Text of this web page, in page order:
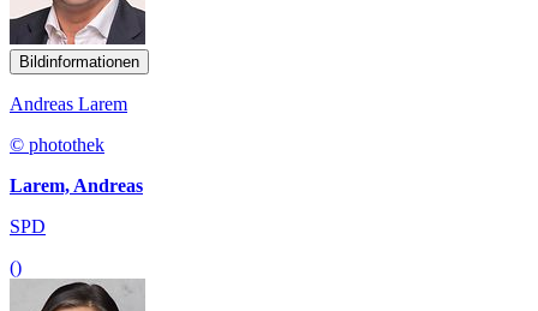
Bildinformationen
Andreas Larem
© photothek
Larem, Andreas
SPD
()